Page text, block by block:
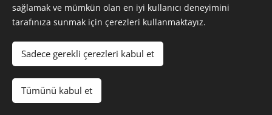
Arımak, Arı Grup şirketler topluluğunun kuruluşudur.
sağlamak ve mümkün olan en iyi kullanıcı deneyimini
tarafınıza sunmak için çerezleri kullanmaktayız.
Sadece gerekli çerezleri kabul et
Tümünü kabul et